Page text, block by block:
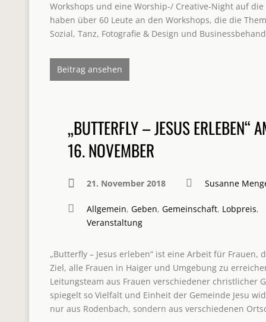
Workshops und eine Worship-/ Creative-Night auf
haben über 60 Leute an den Workshops, die die
Sozial, Tanz, Fotografie & Design und
Beitrag ansehen
„BUTTERFLY – JESUS ERLEBEN“
16. NOVEMBER
21. November 2018 Susanne
Allgemein, Geben, Gemeinschaft, Lobpreis,
Veranstaltung
„Butterfly – Jesus erleben“ ist eine Arbeit für
Ziel, alle Frauen in Haiger und Umgebung zu
Leitungsteam aus Frauen verschiedener christlicher
spiegelt so Vielfalt und Einheit der Gemeinde Jesu
nur aus Rodenbach, sondern aus verschiedenen